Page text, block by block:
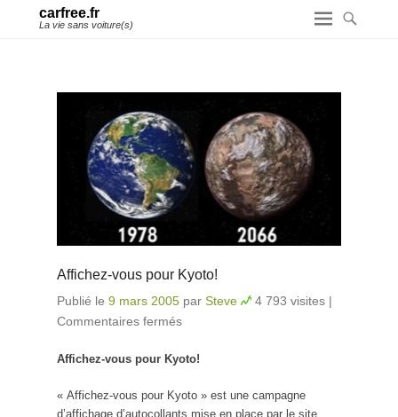
carfree.fr
La vie sans voiture(s)
Affichez-vous pour Kyoto!
Publié le 9 mars 2005 par Steve 4 793 visites |
Commentaires fermés
Affichez-vous pour Kyoto!
« Affichez-vous pour Kyoto » est une campagne
d’affichage d’autocollants mise en place par le site